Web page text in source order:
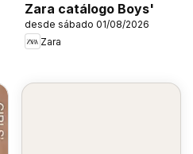
Zara catálogo Boys'
desde sábado 01/08/2026
Zara